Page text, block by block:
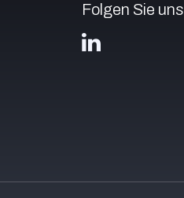
Folgen Sie uns